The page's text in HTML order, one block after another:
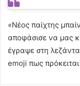
«Νέος παίχτης
αποφάσισε να μας
έγραψε στη
emoji πως